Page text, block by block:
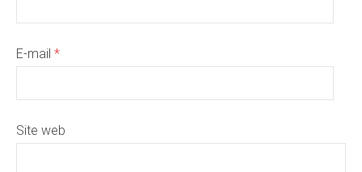
E-mail *
Site web